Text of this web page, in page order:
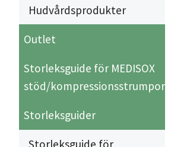
Hudvårdsprodukter
Outlet
Storleksguide för MEDISOX
stöd/kompressionsstrumpor
Storleksguider